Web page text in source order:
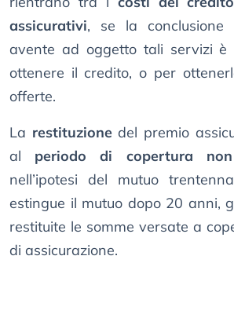
assicurativi, se la
avente ad oggetto tali servizi è
ottenere il credito, o per
offerte.
La restituzionedel premio
al periodo di copertura
nell’ipotesi del mutuo
estingue il mutuo dopo 20 anni,
restituite le somme versate a
di assicurazione.